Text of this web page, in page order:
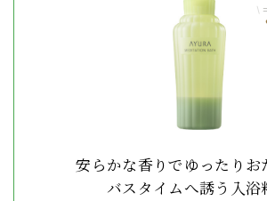
安らかな香りで ゆったりお
バスタイムへ誘う入浴